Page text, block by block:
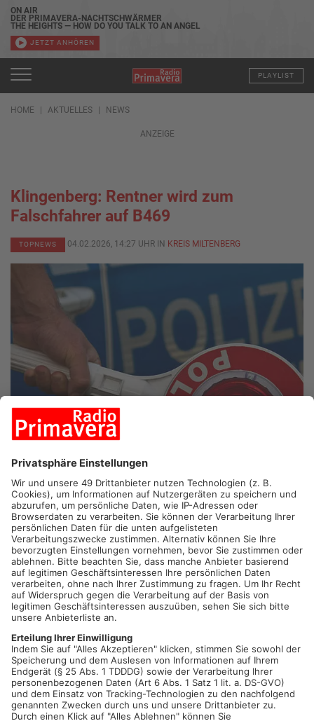
ON AIR
DER PRIMAVERA-NACHTSCHWÄRMER
THE HEIGHTS — HOW DO YOU TALK TO AN ANGEL
JETZT ANHÖREN
PLAYLIST
HOME AKTUELLES NEWS
ANZEIGE
Klingenberg: Rentner wird zum
Falschfahrer auf B469
TOPNEWS 04.02.2026, 14:27 UHR IN KREIS MILTENBERG
KLINGENBERG.Ein Rentner will bei Klingenberg wenden und
wird dadurch zum Falschfahrer. Der 80-Jährige löst mit seiner
gefährlichen Aktion dann auch noch einen Unfall aus.
Gestern Mittag fährt der Mann bei Trennfurt auf die B469 auf –
und wendet dann plötzlich auf der Bundesstraße. Er fährt direkt
in die falsche Richtung los. Ein entgegenkommendes Auto
kann noch rechtzeitig bremsen. Der Wagen dahinter schafft es
nicht mehr und fährt auf. Verletzt wird niemand, es bleibt bei
Blechschaden. Der 80-Jährige fährt trotzdem weiter und wird
wenig später von der Polizei gestoppt. Jetzt wird unter
anderem wegen Gefährdung des Straßenverkehrs und
Unfallflucht ermittelt.
Artikel teilen